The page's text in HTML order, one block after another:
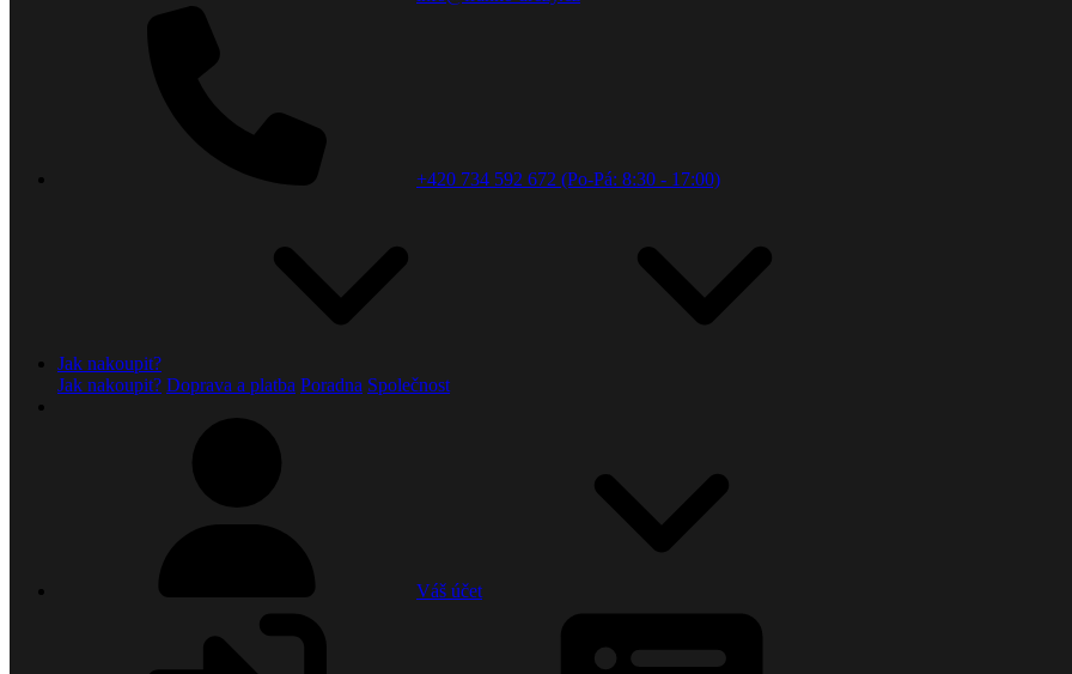
+420 734 592 672 (Po-Pá: 8:30 - 17:00)
Jak nakoupit?
Jak nakoupit? Doprava a platba Poradna Společnost
Váš účet